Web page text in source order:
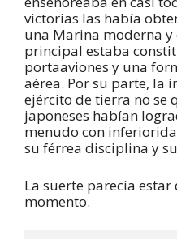
victorias las había
una Marina moderna y
principal estaba
portaaviones y una
aérea. Por su parte, la
ejército de tierra no se
japoneses habían
menudo con
su férrea disciplina y
La suerte parecía
momento.